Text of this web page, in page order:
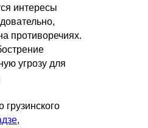
интересы
противоречиях.
угрозу для
грузинского
,